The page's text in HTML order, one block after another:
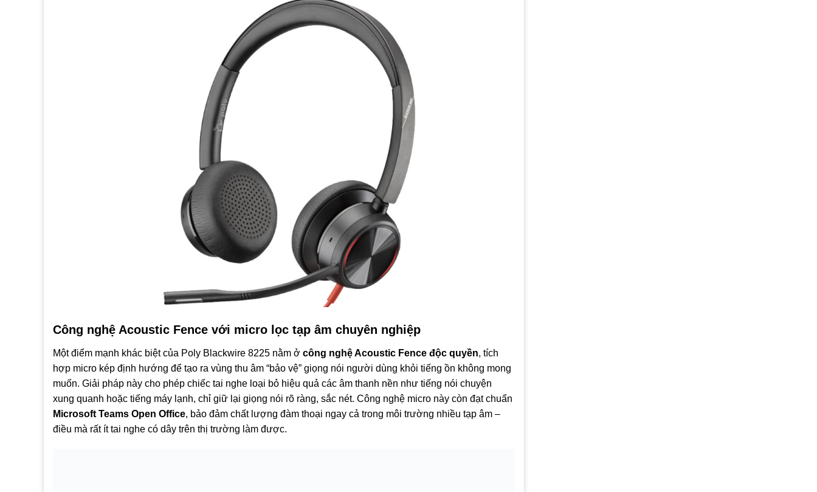
Công nghệ Acoustic Fence với micro lọc tạp âm chuyên nghiệp
Một điểm mạnh khác biệt của Poly Blackwire 8225 nằm ở công nghệ Acoustic Fence độc quyền, tích
hợp micro kép định hướng để tạo ra vùng thu âm “bảo vệ” giọng nói người dùng khỏi tiếng ồn không mong
muốn. Giải pháp này cho phép chiếc tai nghe loại bỏ hiệu quả các âm thanh nền như tiếng nói chuyện
xung quanh hoặc tiếng máy lạnh, chỉ giữ lại giọng nói rõ ràng, sắc nét. Công nghệ micro này còn đạt chuẩn
Microsoft Teams Open Office, bảo đảm chất lượng đàm thoại ngay cả trong môi trường nhiều tạp âm –
điều mà rất ít tai nghe có dây trên thị trường làm được.